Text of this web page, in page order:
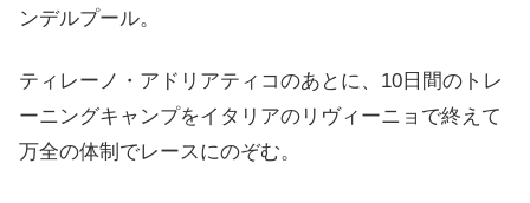
ンデルプール。
ティレーノ・アドリアティコのあとに、10日間のトレ
ーニングキャンプをイタリアのリヴィーニョで終えて
万全の体制でレースにのぞむ。